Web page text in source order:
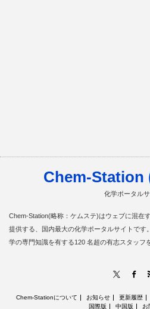
Chem-Station
化学ポータル
Chem-Station(略称：ケムステ)はウェブに混在
提供する、国内最大の化学ポータルサイトです
学の専門知識を有する120 名超の有志スタッフ
Chem-Stationについて お知らせ 更新履歴
国際版
中国版 お